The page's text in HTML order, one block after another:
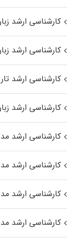
کارشناسی ارشد
کارشناسی ارشد
کارشناسی ارشد
کارشناسی ارشد
کارشناسی ارشد
کارشناسی ارشد
کارشناسی ارشد
کارشناسی ارشد